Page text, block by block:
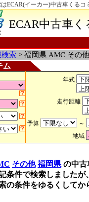
ECAR(イーカー)中古車くるコ
ECAR中古車
検索 > 福岡県 AMC その
ム
年式
走行距離
予算
～
地域
その他 福岡県 の中古
記条件で検索しました
の条件をゆるくして